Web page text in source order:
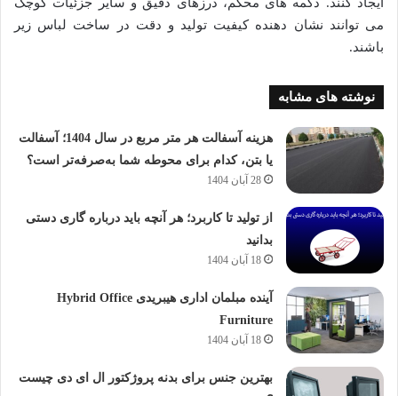
می ‌توانند نشان دهنده کیفیت تولید و دقت در ساخت لباس زیر
باشند.
نوشته های مشابه
هزینه آسفالت هر متر مربع در سال 1404؛ آسفالت
یا بتن، کدام برای محوطه شما به‌صرفه‌تر است؟
28 آبان 1404
از تولید تا کاربرد؛ هر آنچه باید درباره گاری دستی
بدانید
18 آبان 1404
آینده مبلمان اداری هیبریدی Hybrid Office
Furniture
18 آبان 1404
بهترین جنس برای بدنه پروژکتور ال ای دی چیست